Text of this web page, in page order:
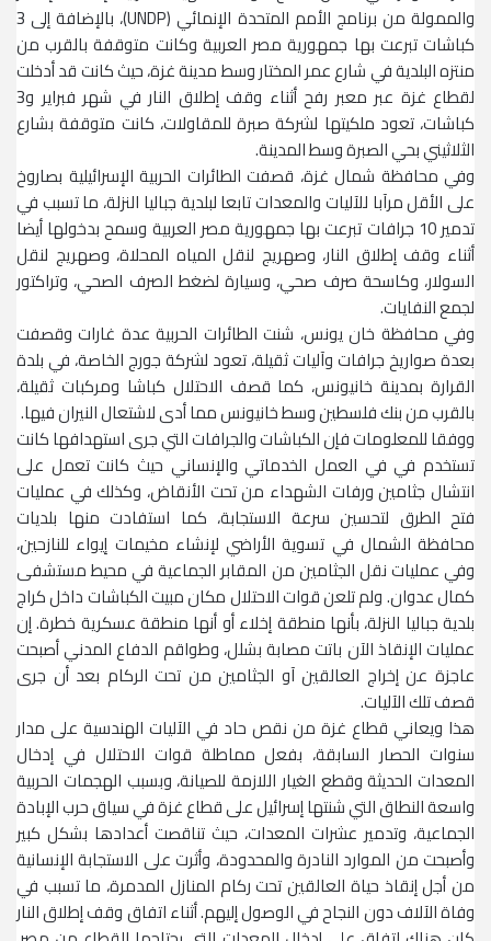
والممولة من برنامج الأمم المتحدة الإنمائي (UNDP)، بالإضافة إلى 3
كباشات تبرعت بها جمهورية مصر العربية وكانت متوقفة بالقرب من
منتزه البلدية في شارع عمر المختار وسط مدينة غزة، حيث كانت قد أدخلت
لقطاع غزة عبر معبر رفح أثناء وقف إطلاق النار في شهر فبراير و3
كباشات، تعود ملكيتها لشركة صبرة للمقاولات، كانت متوقفة بشارع
الثلاثيني بحي الصبرة وسط المدينة.
وفي محافظة شمال غزة، قصفت الطائرات الحربية الإسرائيلية بصاروخ
على الأقل مرآبا للآليات والمعدات تابعا لبلدية جباليا النزلة، ما تسبب في
تدمير 10 جرافات تبرعت بها جمهورية مصر العربية وسمح بدخولها أيضا
أثناء وقف إطلاق النار، وصهريج لنقل المياه المحلاة، وصهريج لنقل
السولار، وكاسحة صرف صحي، وسيارة لضغط الصرف الصحي، وتراكتور
لجمع النفايات.
وفي محافظة خان يونس، شنت الطائرات الحربية عدة غارات وقصفت
بعدة صواريخ جرافات وآليات ثقيلة، تعود لشركة جورج الخاصة، في بلدة
القرارة بمدينة خانيونس، كما قصف الاحتلال كباشا ومركبات ثقيلة،
بالقرب من بنك فلسطين وسط خانيونس مما أدى لاشتعال النيران فيها.
ووفقا للمعلومات فإن الكباشات والجرافات التي جرى استهدافها كانت
تستخدم في في العمل الخدماتي والإنساني حيث كانت تعمل على
انتشال جثامين ورفات الشهداء من تحت الأنقاض، وكذلك في عمليات
فتح الطرق لتحسين سرعة الاستجابة، كما استفادت منها بلديات
محافظة الشمال في تسوية الأراضي لإنشاء مخيمات إيواء للنازحين،
وفي عمليات نقل الجثامين من المقابر الجماعية في محيط مستشفى
كمال عدوان. ولم تلعن قوات الاحتلال مكان مبيت الكباشات داخل كراج
بلدية جباليا النزلة، بأنها منطقة إخلاء أو أنها منطقة عسكرية خطرة. إن
عمليات الإنقاذ الآن باتت مصابة بشلل، وطواقم الدفاع المدني أصبحت
عاجزة عن إخراج العالقين آو الجثامين من تحت الركام بعد أن جرى
قصف تلك الآليات.
هذا ويعاني قطاع غزة من نقص حاد في الآليات الهندسية على مدار
سنوات الحصار السابقة، بفعل مماطلة قوات الاحتلال في إدخال
المعدات الحديثة وقطع الغيار اللازمة للصيانة، وبسبب الهجمات الحربية
واسعة النطاق التي شنتها إسرائيل على قطاع غزة في سياق حرب الإبادة
الجماعية، وتدمير عشرات المعدات، حيث تناقصت أعدادها بشكل كبير
وأصبحت من الموارد النادرة والمحدودة، وأثرت على الاستجابة الإنسانية
من أجل إنقاذ حياة العالقين تحت ركام المنازل المدمرة، ما تسبب في
وفاة الآلاف دون النجاح في الوصول إليهم. أثناء اتفاق وقف إطلاق النار